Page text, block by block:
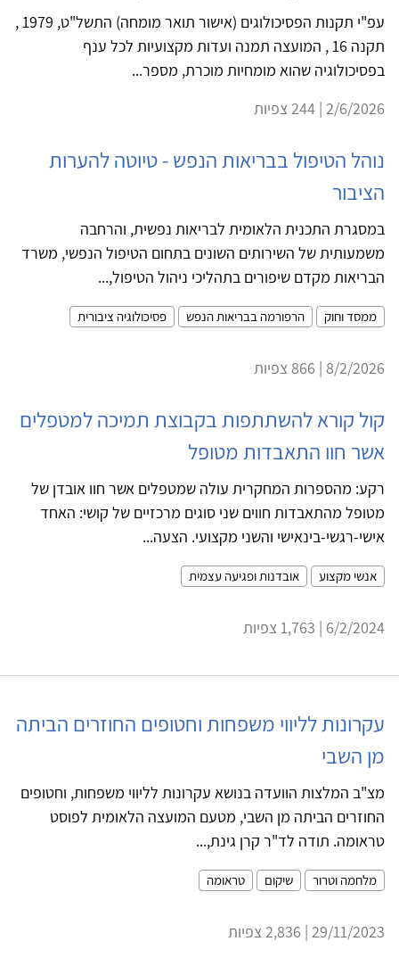
עפ"י תקנות הפסיכולוגים (אישור תואר מומחה) התשל"ט, 1979 ,
תקנה 16 , המועצה תמנה ועדות מקצועיות לכל ענף
בפסיכולוגיה שהוא מומחיות מוכרת, מספר...
2/6/2026 | 244 צפיות
נוהל הטיפול בבריאות הנפש - טיוטה להערות
הציבור
במסגרת התכנית הלאומית לבריאות נפשית, והרחבה
משמעותית של השירותים השונים בתחום הטיפול הנפשי, משרד
הבריאות מקדם שיפורים בתהליכי ניהול הטיפול,...
ממסד וחוק הרפורמה בבריאות הנפש פסיכולוגיה ציבורית
8/2/2026 | 866 צפיות
קול קורא להשתתפות בקבוצת תמיכה למטפלים
אשר חוו התאבדות מטופל
רקע: מהספרות המחקרית עולה שמטפלים אשר חוו אובדן של
מטופל מהתאבדות חווים שני סוגים מרכזיים של קושי: האחד
אישי-רגשי-בינאישי והשני מקצועי. הצעה...
אנשי מקצוע אובדנות ופגיעה עצמית
6/2/2024 | 1,763 צפיות
עקרונות לליווי משפחות וחטופים החוזרים הביתה
מן השבי
מצ"ב המלצות הוועדה בנושא עקרונות לליווי משפחות, וחטופים
החוזרים הביתה מן השבי, מטעם המועצה הלאומית לפוסט
טראומה. תודה לד"ר קרן גינת,...
מלחמה וטרור שיקום טראומה
29/11/2023 | 2,836 צפיות